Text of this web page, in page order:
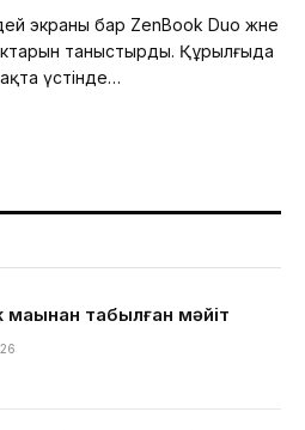
экраны бар ZenBook Duo және
таныстырды. Құрылғыда
үстінде…
маңынан табылған мәйіт